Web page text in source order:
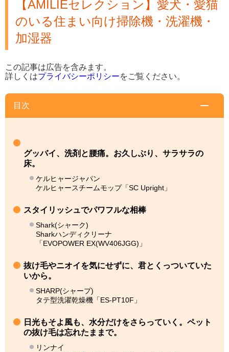
【AMILIEセレクション】愛犬・愛猫
のいる住まい向け掃除機・洗濯機・
加湿器
この記事は広告を含みます。
詳しくはプライバシーポリシーをご覧ください。
目次
グッバイ、洗剤と腰痛。お久しぶり、サラサラの
床。
ケルヒャージャパン
ケルヒャースチームモップ「SC Upright」
スタイリッシュでパワフルな相棒
Shark(シャーク)
Sharkハンディクリーナ
「EVOPOWER EX(WV406JGG)」
抜け毛やニオイを気にせずに、君とくっついていた
いから。
SHARP(シャープ)
タテ型洗濯乾燥機「ES-PT10F」
日光もそよ風も、水分だけをさらっていく。ペット
の抜け毛は忘れたままで。
リンナイ